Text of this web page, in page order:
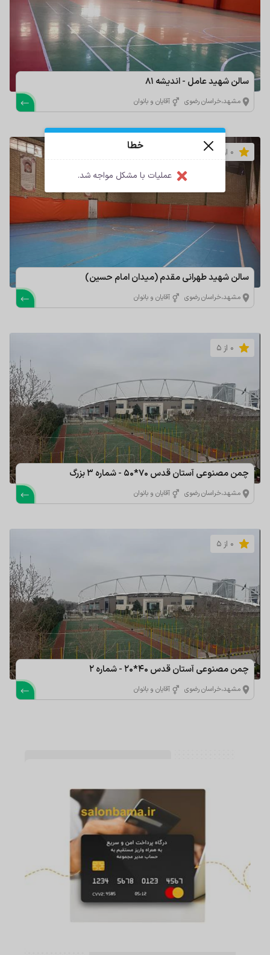
سالن شهید عامل - اندیشه 81
مشهد،خراسان رضوی آقایان و بانوان
0 از 5
سالن شهید طهرانی مقدم (میدان امام حسین)
مشهد،خراسان رضوی آقایان و بانوان
0 از 5
چمن مصنوعی آستان قدس 70*50 - شماره 3 بزرگ
مشهد،خراسان رضوی آقایان و بانوان
0 از 5
چمن مصنوعی آستان قدس 40*20 - شماره 2
مشهد،خراسان رضوی آقایان و بانوان
خطا
عملیات با مشکل مواجه شد.